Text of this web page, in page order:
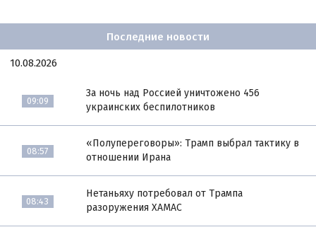
Последние новости
10.08.2026
09:09
За ночь над Россией уничтожено 456
украинских беспилотников
08:57
«Полупереговоры»: Трамп выбрал тактику в
отношении Ирана
08:43
Нетаньяху потребовал от Трампа
разоружения ХАМАС